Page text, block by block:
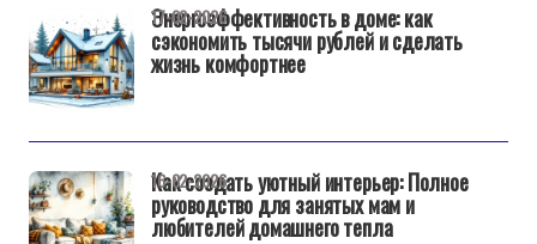
Энергоэффективность в доме: как
сэкономить тысячи рублей и сделать
жизнь комфортнее
17-02-2026
Как создать уютный интерьер: Полное
руководство для занятых мам и
любителей домашнего тепла
16-02-2026